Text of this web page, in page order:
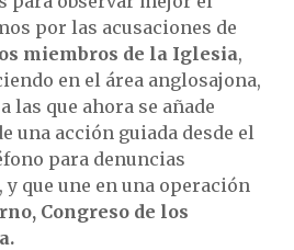
por las acusaciones de
miembros de la Iglesia,
en el área anglosajona,
las que ahora se añade
una acción guiada desde el
para denuncias
que une en una operación
Congreso de los